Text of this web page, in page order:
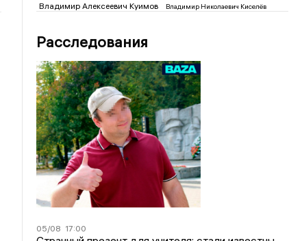
Владимир Алексеевич Куимов Владимир Николаевич Киселёв
Расследования
05/08 17:00